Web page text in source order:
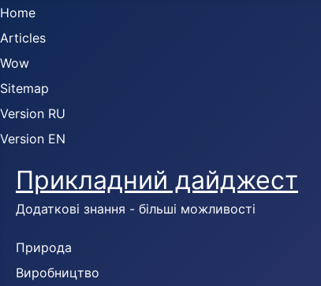
Home
Articles
Wow
Sitemap
Version RU
Version EN
Прикладний дайджест
Додаткові знання - більші можливості
Природа
Виробництво